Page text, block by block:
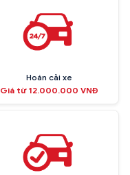
Hoán cải xe
Giá từ 12.000.000 VNĐ